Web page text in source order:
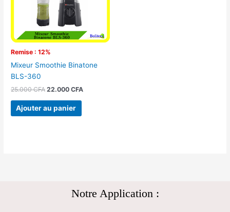
Remise : 12%
Mixeur Smoothie Binatone
BLS-360
25.000CFA 22.000CFA
Ajouter au panier
Notre Application :